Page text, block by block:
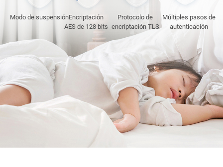
Modo de suspensiónEncriptación
AES de 128 bits
Protocolo de
encriptación TLS
Múltiples pasos de
autenticación